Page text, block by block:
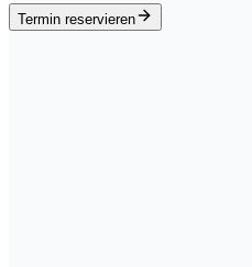
Termin reservieren